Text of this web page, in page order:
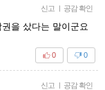
신고 | 공감 확인
을 샀다는 말이군요
0
0
신고 | 공감 확인